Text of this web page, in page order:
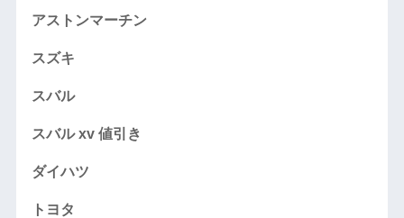
アストンマーチン
スズキ
スバル
スバル xv 値引き
ダイハツ
トヨタ